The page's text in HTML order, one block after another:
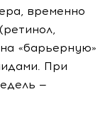
временно
«барьерную»
При
—